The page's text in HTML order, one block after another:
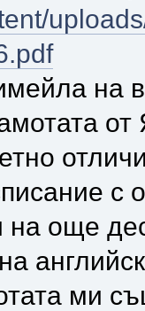
на
с
на още
ми